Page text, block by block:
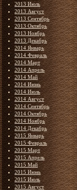
2013 Июль
2013 Август
2013 Сентябрь
2013 Октябрь
2013 Ноябрь
2013 Декабрь
2014 Январь
2014 Февраль
2014 Март
2014 Апрель
2014 Май
2014 Июнь
2014 Июль
2014 Август
2014 Сентябрь
2014 Октябрь
2014 Ноябрь
2014 Декабрь
2015 Январь
2015 Февраль
2015 Март
2015 Апрель
2015 Май
2015 Июнь
2015 Июль
2015 Август